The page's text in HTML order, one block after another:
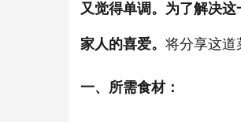
又觉得单调。为了解决
家人的喜爱。 将分享这道
一、所需食材：